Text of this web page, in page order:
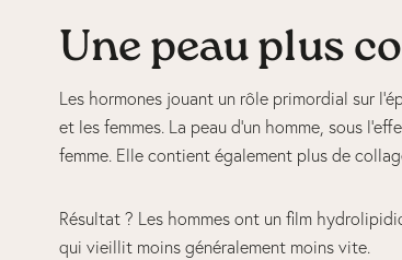
Une peau plus
Les hormones jouant un rôle primordial sur
et les femmes. La peau d’un homme, sous
femme. Elle contient également plus de
Résultat ? Les hommes ont un film
qui vieillit moins généralement moins vite.